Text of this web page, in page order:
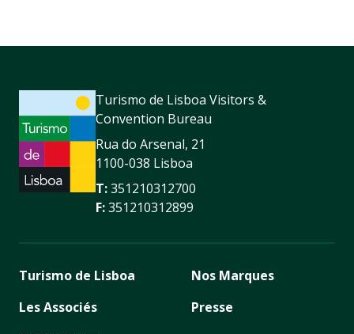
Turismo de Lisboa Visitors &
Convention Bureau
Rua do Arsenal, 21
1100-038 Lisboa
T:351210312700
F:351210312899
Turismo de Lisboa
Les Associés
Nos Marques
Presse